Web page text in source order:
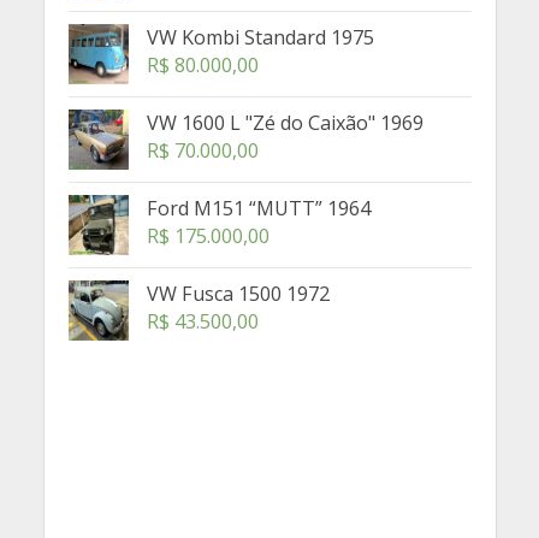
VW Kombi Standard 1975
R$ 80.000,00
VW 1600 L "Zé do Caixão" 1969
R$ 70.000,00
Ford M151 “MUTT” 1964
R$ 175.000,00
VW Fusca 1500 1972
R$ 43.500,00